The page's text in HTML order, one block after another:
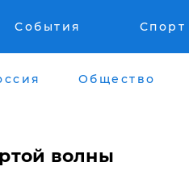
События Спорт
Общество
волны